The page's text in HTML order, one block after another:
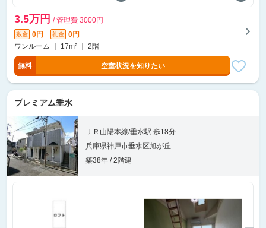
3.5万円 / 管理費 3000円
敷金 0円 礼金
0円
ワンルーム ｜ 17m² ｜ 2階
無料 空室状況を知りたい
プレミアム垂水
ＪＲ山陽本線/垂水駅 歩18分
兵庫県神戸市垂水区旭が丘
築38年 / 2階建